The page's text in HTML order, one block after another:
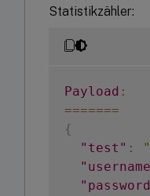
Statistikzähler:
Payload :
=======
{
"test" :